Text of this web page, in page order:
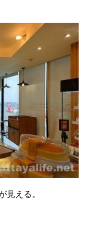
見える。